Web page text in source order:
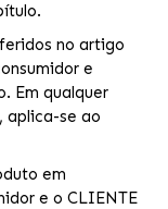
no artigo
e
Em qualquer
aplica-se ao
em
e o CLIENTE